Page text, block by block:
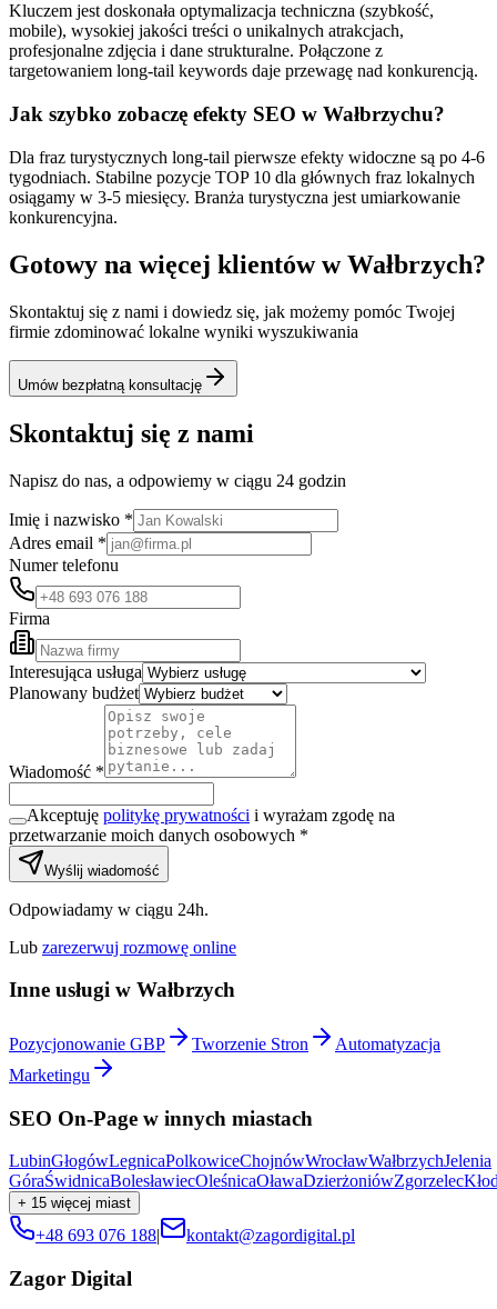
Kluczem jest doskonała optymalizacja techniczna (szybkość,
mobile), wysokiej jakości treści o unikalnych atrakcjach,
profesjonalne zdjęcia i dane strukturalne. Połączone z
targetowaniem long-tail keywords daje przewagę nad konkurencją.
Jak szybko zobaczę efekty SEO w Wałbrzychu?
Dla fraz turystycznych long-tail pierwsze efekty widoczne są po 4-6
tygodniach. Stabilne pozycje TOP 10 dla głównych fraz lokalnych
osiągamy w 3-5 miesięcy. Branża turystyczna jest umiarkowanie
konkurencyjna.
Gotowy na więcej klientów wWałbrzych?
Skontaktuj się z nami i dowiedz się, jak możemy pomóc Twojej
firmie zdominować lokalne wyniki wyszukiwania
Umów bezpłatną konsultację
Skontaktuj się z nami
Napisz do nas, a odpowiemy w ciągu 24 godzin
Imię i nazwisko *
Adres email *
Numer telefonu
Firma
Interesująca usługa
Planowany budżet
Wiadomość *
Akceptuję politykę prywatności i wyrażam zgodę na
przetwarzanie moich danych osobowych *
Wyślij wiadomość
Odpowiadamy w ciągu 24h.
Lub zarezerwuj rozmowę online
Inne usługi w Wałbrzych
Pozycjonowanie GBP Tworzenie Stron
Automatyzacja
Marketingu
SEO On-Page w innych miastach
LubinGłogówLegnicaPolkowiceChojnówWrocławWałbrzychJelenia
GóraŚwidnicaBolesławiecOleśnicaOławaDzierżoniówZgorzelec
+ 15 więcej miast
+48 693 076 188| kontakt@zagordigital.pl
Zagor Digital